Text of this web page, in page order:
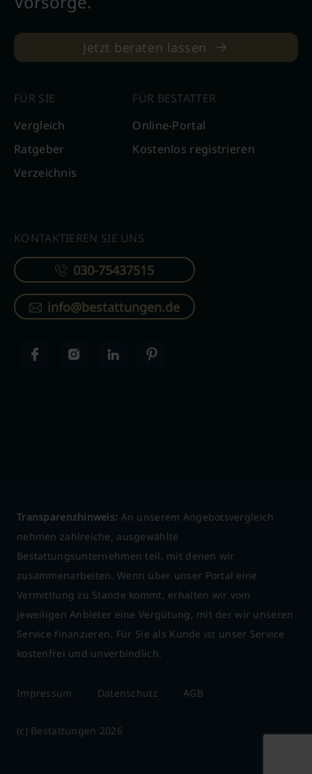
Jetzt beraten lassen
FÜR SIE
Vergleich
Ratgeber
Verzeichnis
FÜR BESTATTER
Online-Portal
Kostenlos registrieren
KONTAKTIEREN SIE UNS
030-75437515
info@bestattungen.de
Transparenzhinweis: An unserem Angebotsvergleich
nehmen zahlreiche, ausgewählte
Bestattungsunternehmen teil, mit denen wir
zusammenarbeiten. Wenn über unser Portal eine
Vermittlung zu Stande kommt, erhalten wir vom
jeweiligen Anbieter eine Vergütung, mit der wir unseren
Service finanzieren. Für Sie als Kunde ist unser Service
kostenfrei und unverbindlich.
Impressum Datenschutz AGB
(c) Bestattungen 2026